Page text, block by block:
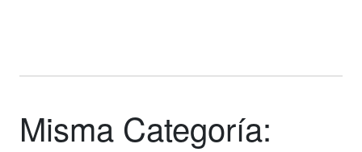
Misma Categoría: